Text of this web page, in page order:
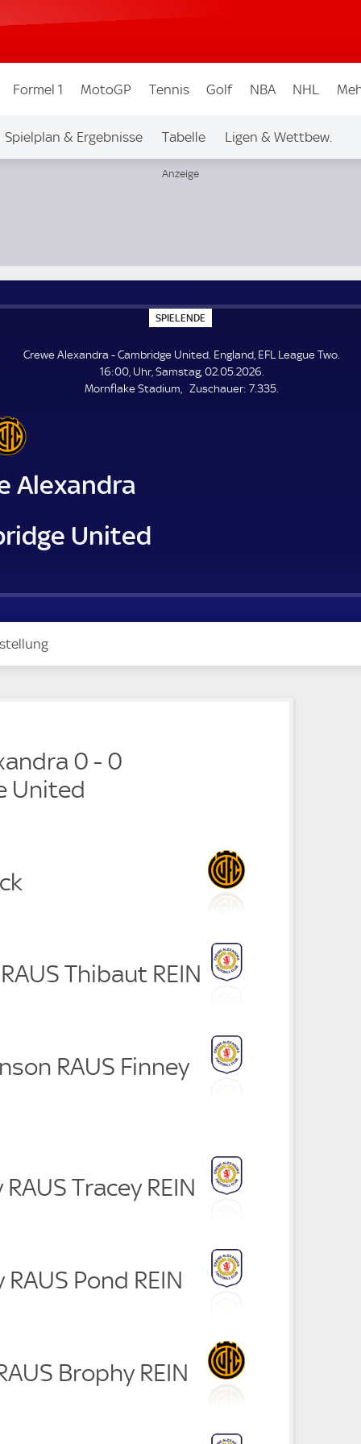
Formel 1 MotoGP Tennis Golf NBA NHL
Spielplan & Ergebnisse Tabelle Ligen & Wettbew.
SPIELENDE
P
E
L
E
N
Crewe Alexandra - Cambridge United. England, EFL League Two.
16:00, Uhr, Samstag, 02.05.2026.
Mornflake Stadium
Zuschauer: Z
7.335.
Alexandra
United
0 - 0
United
Thibaut REIN
RAUS Finney
Tracey REIN
Pond REIN
Brophy REIN